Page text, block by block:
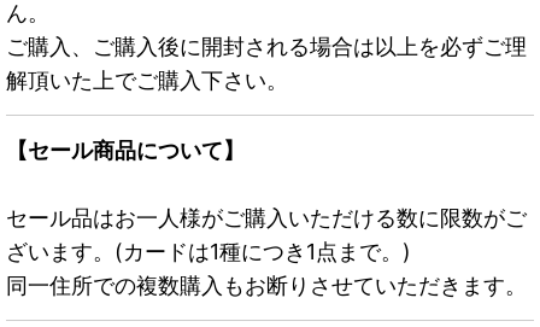
ん。
ご購入、ご購入後に開封される場合は以上を必ずご理
解頂いた上でご購入下さい。
【セール商品について】
セール品はお一人様がご購入いただける数に限数がご
ざいます。(カードは1種につき1点まで。)
同一住所での複数購入もお断りさせていただきます。